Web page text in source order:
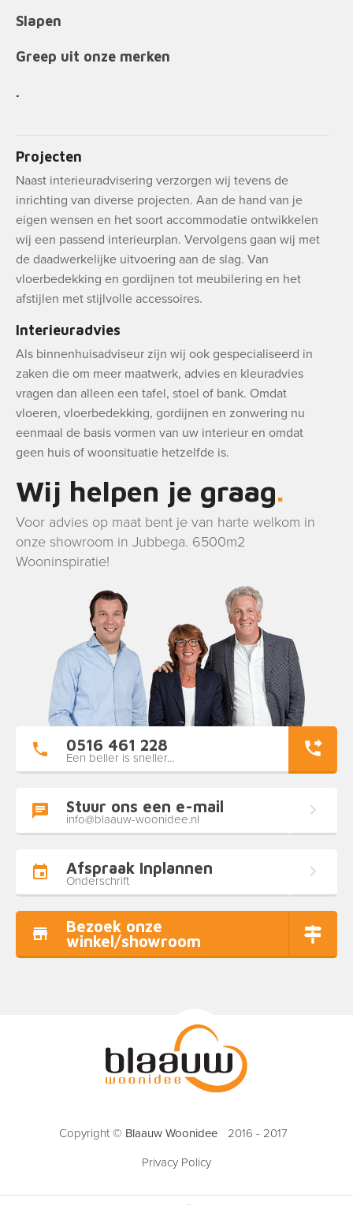
Slapen
Greep uit onze merken
.
Projecten
Naast interieuradvisering verzorgen wij tevens de
inrichting van diverse projecten. Aan de hand van je
eigen wensen en het soort accommodatie ontwikkelen
wij een passend interieurplan. Vervolgens gaan wij met
de daadwerkelijke uitvoering aan de slag. Van
vloerbedekking en gordijnen tot meubilering en het
afstijlen met stijlvolle accessoires.
Interieuradvies
Als binnenhuisadviseur zijn wij ook gespecialiseerd in
zaken die om meer maatwerk, advies en kleuradvies
vragen dan alleen een tafel, stoel of bank. Omdat
vloeren, vloerbedekking, gordijnen en zonwering nu
eenmaal de basis vormen van uw interieur en omdat
geen huis of woonsituatie hetzelfde is.
Wij helpen je graag
Voor advies op maat bent je van harte welkom in
onze showroom in Jubbega. 6500m2
Wooninspiratie!
0516 461 228
Een beller is sneller...
Stuur ons een e-mail
info@blaauw-woonidee.nl
Afspraak Inplannen
Onderschrift
Bezoek onze
winkel/showroom
Copyright © Blaauw Woonidee 2016 - 2017
Privacy Policy